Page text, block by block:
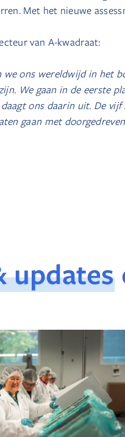
Met het nieuwe
van A-kwadraat:
we ons wereldwijd in het
We gaan in de eerste
ons daarin uit. De
gaan met
updates